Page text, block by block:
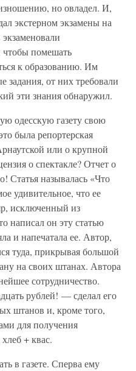
но овладел. И,
экстерном экзамены на
экзаменовали
помешать
к образованию. Им
задания, от них требовали
эти знания обнаружил.
одесскую газету свою
была репортерская
или о крупной
о спектакле? Отчет о
Статья называлась «Что
удивительное, что ее
исключенный из
написал он эту статью
и напечатала ее. Автор,
туда, прикрывая большой
на своих штанах. Автора
сотрудничество.
рублей! — сделал его
штанов и, кроме того,
для получения
+ квас.
в газете. Сперва ему